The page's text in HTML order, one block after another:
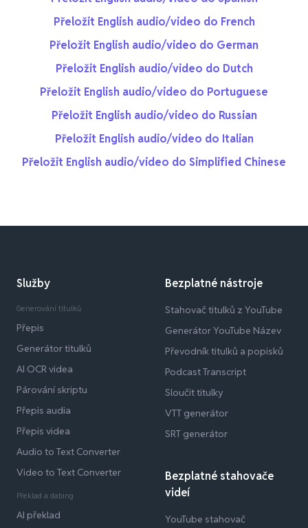
Přeložit English audio/video do French
Přeložit English audio/video do German
Přeložit English audio/video do Dutch
Přeložit English audio/video do Portuguese
Přeložit English audio/video do Russian
Přeložit English audio/video do Italian
Přeložit English audio/video do Simplified Chinese
Služby
Generování titulků
Přepis
Generátor titulků
AI OCR videa
Párování skriptu
Přepis audia
Přepis videa
Audio to Text Converter
Video to Text Converter
Překlad a dabing
AI překlad
Bezplatné nástroje
Stahovač titulků z YouTube
Generátor YouTube Název
Převodník titulků a popisků
Podcast Transcript
Sloučit titulky
VTT generátor
SRT generátor
Bezplatné stahovače
videí
YouTube stahovač